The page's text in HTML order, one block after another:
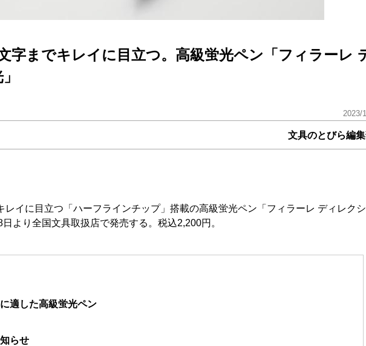
字までキレイに目立つ。高級蛍光ペン「フィラーレ
2023/
文具のとびら編
レイに目立つ「ハーフラインチップ」搭載の高級蛍光ペン「フィラーレ ディレク
より全国文具取扱店で発売する。税込2,200円。
適した高級蛍光ペン
らせ